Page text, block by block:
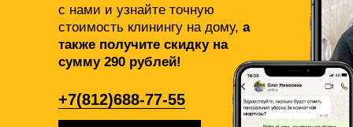
с нами и узнайте точную
стоимость клинингу на дому, а
также получите скидку на
сумму 290 рублей!
+7(812)688-77-55